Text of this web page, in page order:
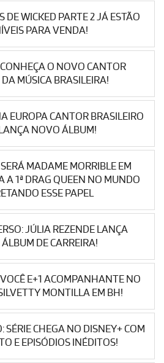
DE WICKED PARTE 2 JÁ ESTÃO
PARA VENDA!
O NOVO CANTOR
MÚSICA BRASILEIRA!
EUROPA CANTOR BRASILEIRO
NOVO ÁLBUM!
MADAME MORRIBLE EM
A 1ª DRAG QUEEN NO MUNDO
ESSE PAPEL
JÚLIA REZENDE LANÇA
DE CARREIRA!
E+1 ACOMPANHANTE NO
MONTILLA EM BH!
SÉRIE CHEGA NO DISNEY+ COM
E EPISÓDIOS INÉDITOS!